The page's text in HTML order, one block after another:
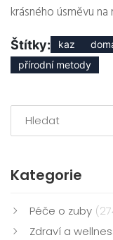
krásného úsměvu
Štítky: kaz
přírodní metody
Kategorie
Péče o zuby
Zdraví a